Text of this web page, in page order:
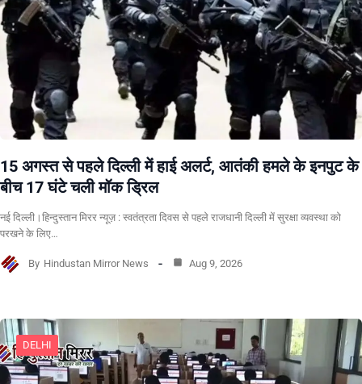
15 अगस्त से पहले दिल्ली में हाई अलर्ट, आतंकी हमले के इनपुट के
बीच 17 घंटे चली मॉक ड्रिल
नई दिल्ली।हिन्दुस्तान मिरर न्यूज़ : स्वतंत्रता दिवस से पहले राजधानी दिल्ली में सुरक्षा व्यवस्था को
परखने के लिए…
By Hindustan Mirror News Aug 9, 2026
DELHI